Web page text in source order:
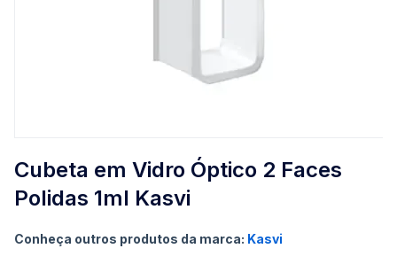
para
o
início
Galeria
Cubeta em Vidro Óptico 2 Faces
Polidas 1ml Kasvi
Conheça outros produtos da marca: Kasvi